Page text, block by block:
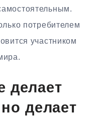
потребителем
участником
делает
делает